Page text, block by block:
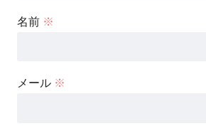
名前 ※
メール ※